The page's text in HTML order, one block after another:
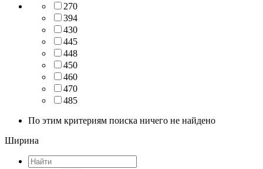
270
394
430
445
448
450
460
470
485
По этим критериям поиска ничего не найдено
Ширина